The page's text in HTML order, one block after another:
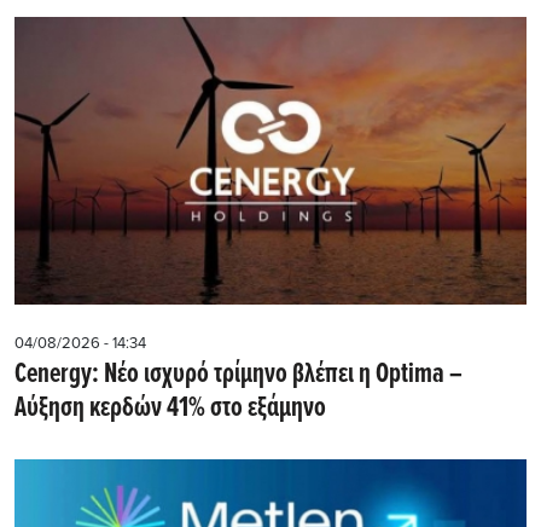
04/08/2026 - 14:34
Cenergy: Νέο ισχυρό τρίμηνο βλέπει η Optima –
Αύξηση κερδών 41% στο εξάμηνο